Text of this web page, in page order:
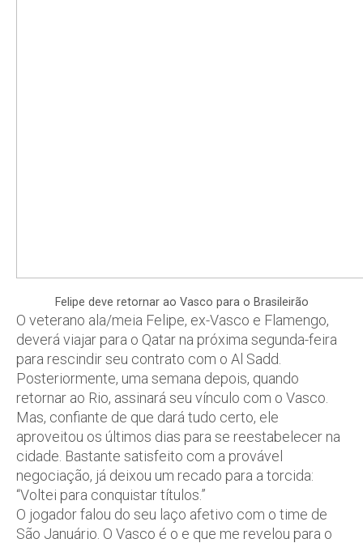
Felipe deve retornar ao Vasco para o Brasileirão
O veterano ala/meia Felipe, ex-Vasco e Flamengo,
deverá viajar para o Qatar na próxima segunda-feira
para rescindir seu contrato com o Al Sadd.
Posteriormente, uma semana depois, quando
retornar ao Rio, assinará seu vínculo com o Vasco.
Mas, confiante de que dará tudo certo, ele
aproveitou os últimos dias para se reestabelecer na
cidade. Bastante satisfeito com a provável
negociação, já deixou um recado para a torcida:
“Voltei para conquistar títulos.”
O jogador falou do seu laço afetivo com o time de
São Januário. O Vasco é o e que me revelou para o